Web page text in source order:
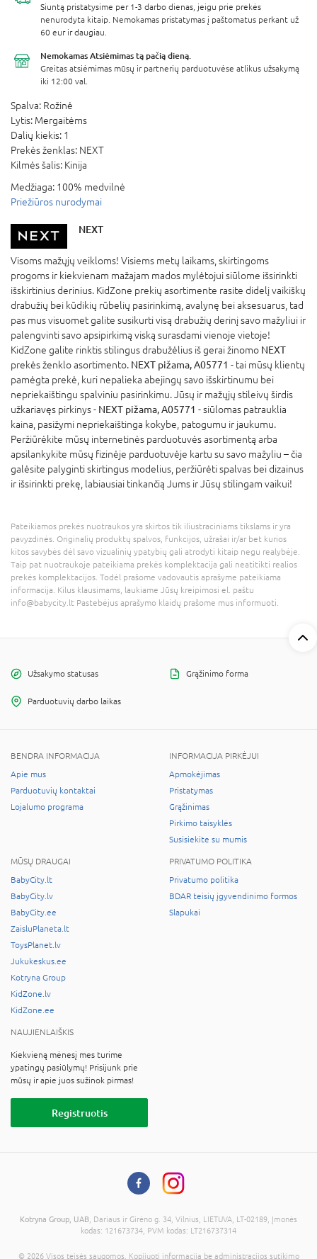
Siuntą pristatysime per 1-3 darbo dienas, jeigu prie prekės
nenurodyta kitaip. Nemokamas pristatymas į paštomatus perkant už
60 eur ir daugiau.
Nemokamas Atsiėmimas tą pačią dieną.
Greitas atsiėmimas mūsų ir partnerių parduotuvėse atlikus užsakymą
iki 12:00 val.
Spalva: Rožinė
Lytis: Mergaitėms
Dalių kiekis: 1
Prekės ženklas: NEXT
Kilmės šalis: Kinija
Medžiaga: 100% medvilnė
Priežiūros nurodymai
NEXT
Visoms mažųjų veikloms! Visiems metų laikams, skirtingoms
progoms ir kiekvienam mažajam mados mylėtojui siūlome išsirinkti
išskirtinius derinius. KidZone prekių asortimente rasite didelį vaikiškų
drabužių bei kūdikių rūbelių pasirinkimą, avalynę bei aksesuarus, tad
pas mus visuomet galite susikurti visą drabužių derinį savo mažyliui ir
palengvinti savo apsipirkimą viską surasdami vienoje vietoje!
KidZone galite rinktis stilingus drabužėlius iš gerai žinomo NEXT
prekės ženklo asortimento. NEXT pižama, A05771 - tai mūsų klientų
pamėgta prekė, kuri nepalieka abejingų savo išskirtinumu bei
nepriekaištingu spalviniu pasirinkimu. Jūsų ir mažųjų stileivų širdis
užkariavęs pirkinys - NEXT pižama, A05771 - siūlomas patrauklia
kaina, pasižymi nepriekaištinga kokybe, patogumu ir jaukumu.
Peržiūrėkite mūsų internetinės parduotuvės asortimentą arba
apsilankykite mūsų fizinėje parduotuvėje kartu su savo mažyliu – čia
galėsite palyginti skirtingus modelius, peržiūrėti spalvas bei dizainus
ir išsirinkti prekę, labiausiai tinkančią Jums ir Jūsų stilingam vaikui!
Pateikiamos prekės nuotraukos yra skirtos tik iliustraciniams tikslams ir yra
pavyzdinės. Originalių produktų spalvos, funkcijos, užrašai ir/ar bet kurios
kitos savybės dėl savo vizualinių ypatybių gali atrodyti kitaip negu realybėje.
Taip pat nuotraukoje pateikiama prekės komplektacija gali neatitikti realios
prekės komplektacijos. Todėl prašome vadovautis aprašyme pateikiama
informacija. Kilus klausimams, laukiame Jūsų kreipimosi el. paštu
info@babycity.lt Pastebėjus aprašymo klaidų prašome mus informuoti.
Užsakymo statusas Grąžinimo forma
Parduotuvių darbo laikas
BENDRA INFORMACIJA
Apie mus
Parduotuvių kontaktai
Lojalumo programa
INFORMACIJA PIRKĖJUI
Apmokėjimas
Pristatymas
Grąžinimas
Pirkimo taisyklės
Susisiekite su mumis
MŪSŲ DRAUGAI
BabyCity.lt
BabyCity.lv
BabyCity.ee
ZaisluPlaneta.lt
ToysPlanet.lv
Jukukeskus.ee
Kotryna Group
KidZone.lv
KidZone.ee
PRIVATUMO POLITIKA
Privatumo politika
BDAR teisių įgyvendinimo formos
Slapukai
NAUJIENLAIŠKIS
Kiekvieną mėnesį mes turime
ypatingų pasiūlymų! Prisijunk prie
mūsų ir apie juos sužinok pirmas!
Registruotis
Kotryna Group, UAB , Dariaus ir Girėno g. 34, Vilnius, LIETUVA, LT-02189, Įmonės
kodas: 121673734, PVM kodas: LT216737314
© 2026 Visos teisės saugomos. Kopijuoti informaciją be administracijos sutikimo